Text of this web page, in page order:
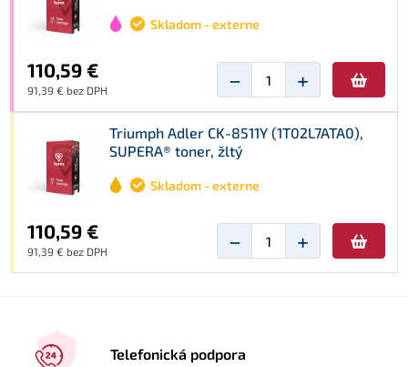
Skladom - externe
110,59 €
91,39 € bez DPH − +
Triumph Adler CK-8511Y (1T02L7ATA0),
SUPERA® toner, žltý
Skladom - externe
110,59 €
91,39 € bez DPH − +
Telefonická podpora